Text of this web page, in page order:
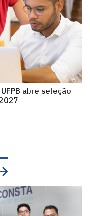
abre seleção